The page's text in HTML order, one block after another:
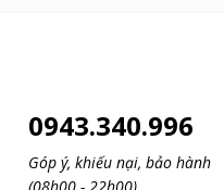
0943.340.996
Góp ý, khiếu nại, bảo hành
(08h00 - 22h00)